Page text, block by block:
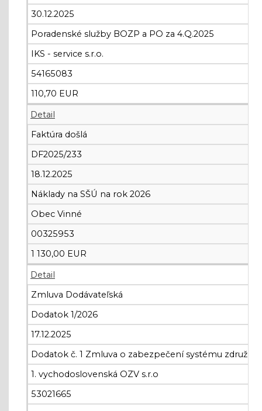
30.12.2025
Poradenské služby BOZP a PO za 4.Q.2025
IKS - service s.r.o.
54165083
110,70 EUR
Detail
Faktúra došlá
DF2025/233
18.12.2025
Náklady na SŠÚ na rok 2026
Obec Vinné
00325953
1 130,00 EUR
Detail
Zmluva Dodávateľská
Dodatok 1/2026
17.12.2025
Dodatok č. 1 Zmluva o zabezpečení systému
1. vychodoslovenská OZV s.r.o
53021665